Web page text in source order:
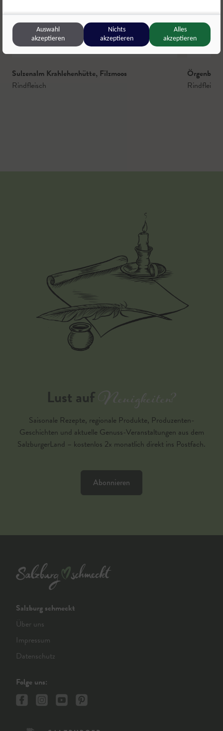
Sulzenalm Krahlehenhütte, Filzmoos
Rindfleisch
Rindfleisch
Lust aufNeuigkeiten?
Saisonale Rezepte, regionale Produkte, Produzenten-
Geschichten und aktuelle Genuss-Veranstaltungen aus dem
SalzburgerLand – kostenlos 2x monatlich direkt ins Postfach.
Abonnieren
Salzburg schmeckt
Über uns
Impressum
Datenschutz
Folge uns:
Auswahl
akzeptieren
Nichts
akzeptieren
Alles
akzeptieren